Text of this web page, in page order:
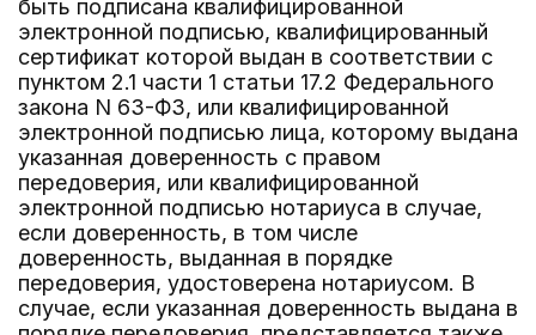
быть подписана квалифицированной
электронной подписью, квалифицированный
сертификат которой выдан в соответствии с
пунктом 2.1 части 1 статьи 17.2 Федерального
закона N 63-ФЗ, или квалифицированной
электронной подписью лица, которому выдана
указанная доверенность с правом
передоверия, или квалифицированной
электронной подписью нотариуса в случае,
если доверенность, в том числе
доверенность, выданная в порядке
передоверия, удостоверена нотариусом. В
случае, если указанная доверенность выдана в